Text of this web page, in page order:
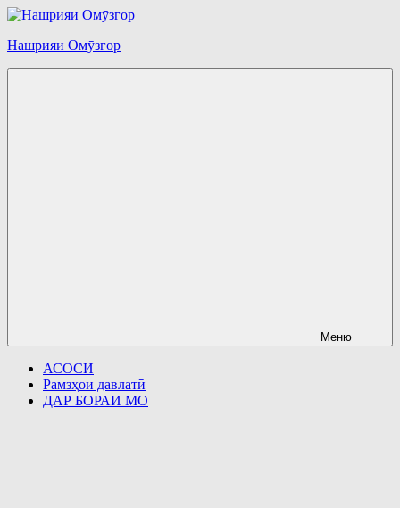
Перейти
содержимому
Нашрияи Омӯзгор
Меню
АСОСӢ
Рамзҳои давлатӣ
ДАР БОРАИ МО